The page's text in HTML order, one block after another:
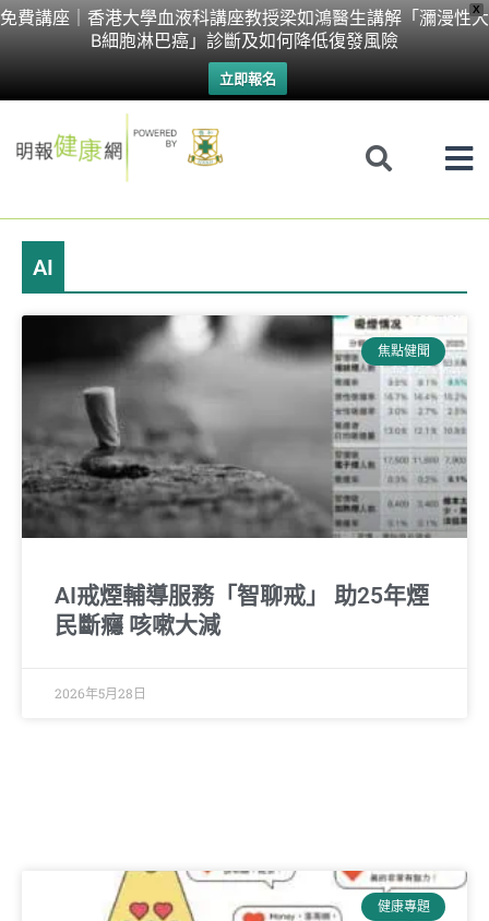
X
免費講座｜香港大學血液科講座教授梁如鴻醫生講解「瀰漫性大
B細胞淋巴癌」診斷及如何降低復發風險
立即報名
Skip
AI
焦點健聞
AI戒煙輔導服務「智聊戒」 助25年煙
民斷癮 咳嗽大減
2026年5月28日
健康專題